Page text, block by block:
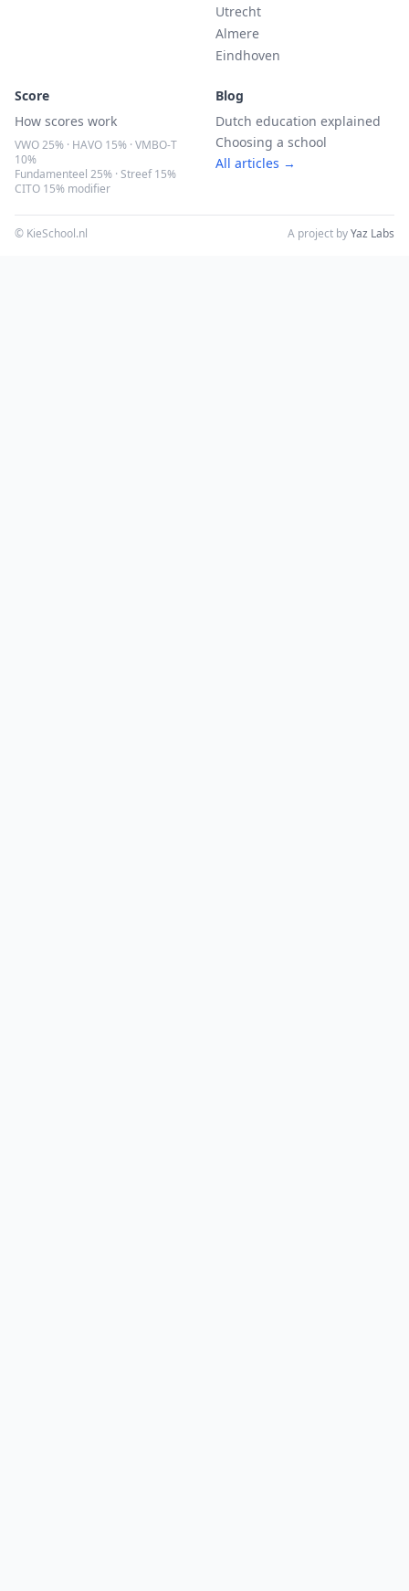
Utrecht
Almere
Eindhoven
Score
How scores work
VWO 25% · HAVO 15% · VMBO-T
10%
Fundamenteel 25% · Streef 15%
CITO 15% modifier
Blog
Dutch education explained
Choosing a school
All articles →
© KieSchool.nl A project byYaz Labs